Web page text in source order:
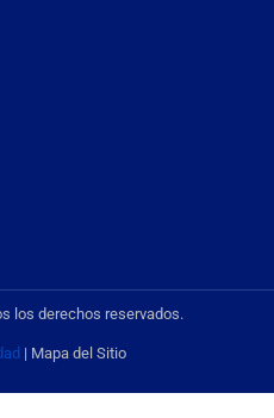
los derechos reservados.
| Mapa del Sitio